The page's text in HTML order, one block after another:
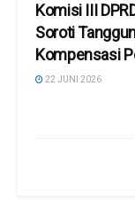
Komisi III
Soroti
Kompensasi
22 JUNI 2026